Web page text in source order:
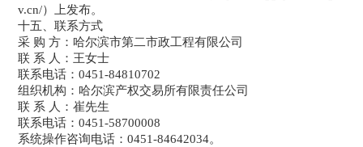
v.cn/）上发布。
十五、联系方式
采 购 方：哈尔滨市第二市政工程有限公司
联 系 人：王女士
联系电话：0451-84810702
组织机构：哈尔滨产权交易所有限责任公司
联 系 人：崔先生
联系电话：0451-58700008
系统操作咨询电话：0451-84642034。